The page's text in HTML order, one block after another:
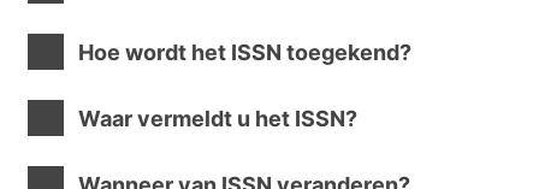
Hoe wordt het ISSN toegekend?
Waar vermeldt u het ISSN?